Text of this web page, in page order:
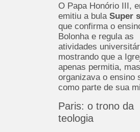
O Papa Honório III,
emitiu a bula Super
que confirma o
Bolonha e regula as
atividades
mostrando que a
apenas permitia, mas
organizava o ensino
como parte de sua
Paris: o trono da
teologia